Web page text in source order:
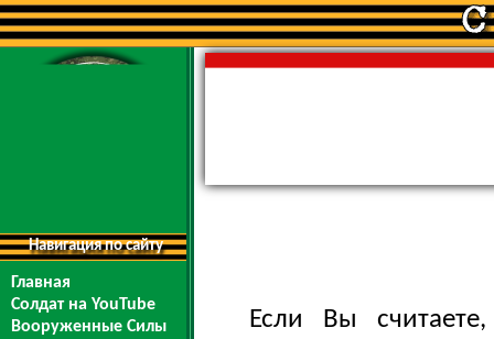
Навигация по сайту
Главная
Солдат на YouTube
Вооруженные Силы
Если Вы